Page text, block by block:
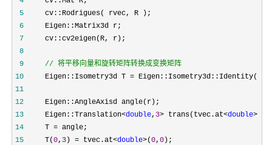
5
6
7
8
9
// 将平移向量和旋转矩阵转换成变换矩阵
10
     Eigen::Isometry3d T =
11
12
13
     Eigen::Translation<
double, 3> trans(tvec.at<double>(
14
     T =
15
     T(
0, 3 ) = tvec.at<double>(0, 0